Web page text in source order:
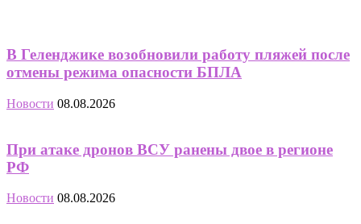
В Геленджике возобновили работу пляжей после
отмены режима опасности БПЛА
Новости 08.08.2026
При атаке дронов ВСУ ранены двое в регионе
РФ
Новости 08.08.2026